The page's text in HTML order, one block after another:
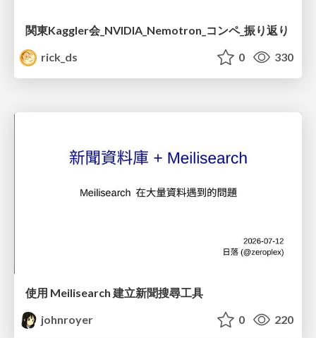
関東Kaggler会_NVIDIA_Nemotron_コンペ_振り返り
rick_ds
0 330
使用 Meilisearch 建立新聞搜尋工具
johnroyer
0 220